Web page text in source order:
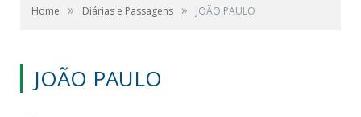
Home » Diárias e Passagens » JOÃO PAULO
JOÃO PAULO